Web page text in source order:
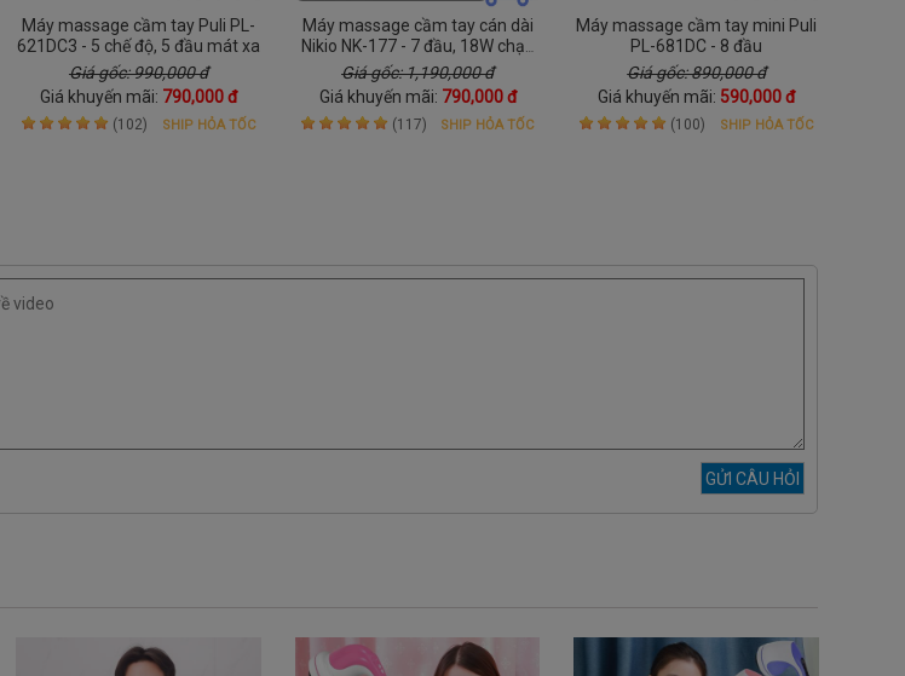
Máy massage cầm tay Puli PL-
621DC3 - 5 chế độ, 5 đầu mát xa
Giá gốc: 990,000 đ
Giá khuyến mãi: 790,000 đ
(102) SHIP HỎA TỐC
Máy massage cầm tay cán dài
Nikio NK-177 - 7 đầu, 18W chạy
êm, tự xoa bóp lưng và vai gáy
Giá gốc: 1,190,000 đ
Giá khuyến mãi: 790,000 đ
(117) SHIP HỎA TỐC
Máy massage cầm tay mini Puli
PL-681DC - 8 đầu
Giá gốc: 890,000 đ
Giá khuyến mãi: 590,000 đ
(100) SHIP HỎA TỐC